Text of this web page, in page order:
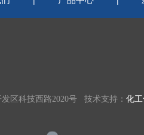
区科技西路2020号 技术支持： 化